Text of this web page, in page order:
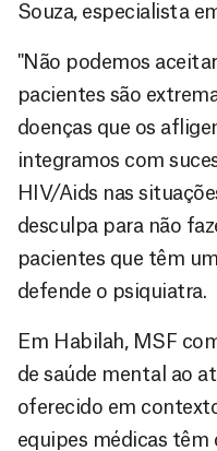
Souza, especialista
"Não podemos
pacientes são
doenças que os
integramos com
HIV/Aids nas
desculpa para não
pacientes que têm
defende o psiquiatra.
Em Habilah, MSF
de saúde mental ao
oferecido em
equipes médicas têm